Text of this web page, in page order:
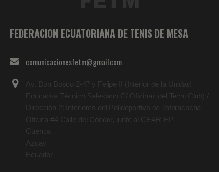
FEDERACION ECUATORIANA DE TENIS DE MESA
comunicacionesfetm@gmail.com
Av. Don Bosco 2-47 y Felipe II (Interior de la Unidad
Educativa Técnico Salesiano C/ Oficinas del Tecni Club) /
Dirección 2: Interiores del Polideportivo de Totoracocha
Oficina #4 Calle del Cóndor, junto al CEAR-EP
Cuenca
Azuay
Ecuador